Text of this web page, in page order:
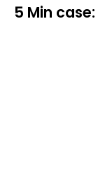
5 Min case: